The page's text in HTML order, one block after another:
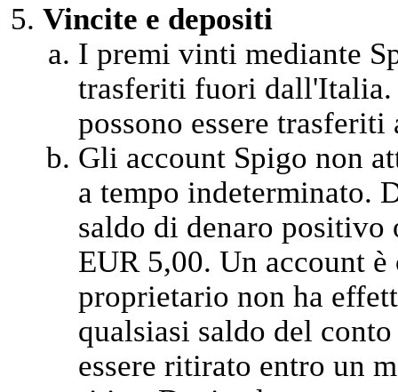
Vincite e depositi
I premi vinti mediante
trasferiti fuori dall'Italia.
possono essere
Gli account Spigo non
a tempo indeterminato.
saldo di denaro positivo
EUR 5,00. Un account
proprietario non ha
qualsiasi saldo del
essere ritirato entro un